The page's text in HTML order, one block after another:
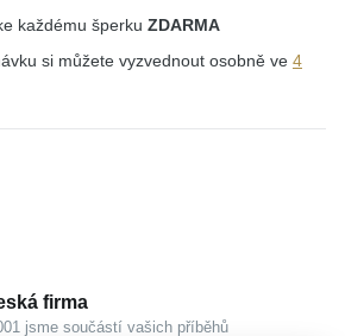
každému šperku ZDARMA
si můžete vyzvednout osobně ve 4
firma
jsme součástí vašich příběhů